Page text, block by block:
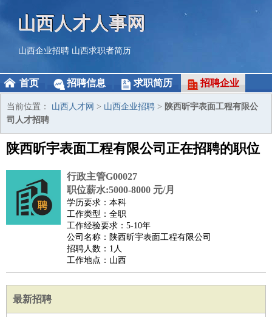
山西人才人事网
山西企业招聘 山西求职者简历
首页 招聘信息 求职简历 招聘企业
当前位置： 山西人才网 > 山西企业招聘 > 陕西昕宇表面工程有限公
司人才招聘
陕西昕宇表面工程有限公司正在招聘的职位
行政主管G00027
职位薪水:5000-8000 元/月
学历要求：本科
工作类型：全职
工作经验要求：5-10年
公司名称：陕西昕宇表面工程有限公司
招聘人数：1人
工作地点：山西
最新招聘